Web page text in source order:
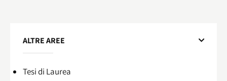
ALTRE AREE
Tesi di Laurea